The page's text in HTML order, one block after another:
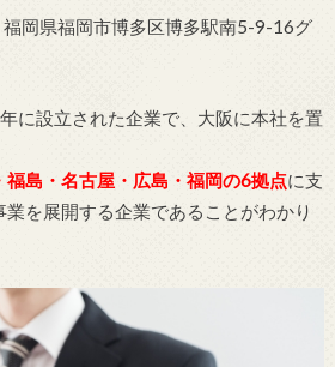
岡県福岡市博多区博多駅南5-9-16グ
に設立された企業で、大阪に本社を置
福島・名古屋・広島・福岡の6拠点に支
を展開する企業であることがわかり